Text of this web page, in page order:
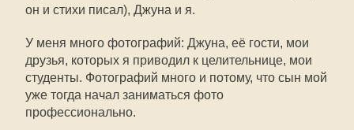
он и стихи писал), Джуна и я.
У меня много фотографий: Джуна, её гости, мои
друзья, которых я приводил к целительнице, мои
студенты. Фотографий много и потому, что сын мой
уже тогда начал заниматься фото
профессионально.